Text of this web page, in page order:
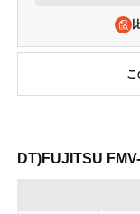
こ
DT)FUJITSU